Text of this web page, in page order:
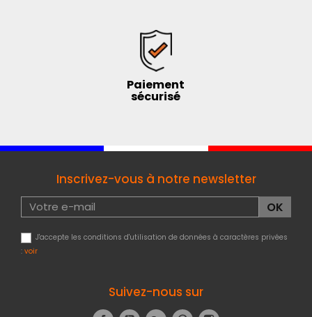
Paiement
sécurisé
Inscrivez-vous à notre newsletter
J'accepte les conditions d'utilisation de données à caractères privées
: voir
Suivez-nous sur